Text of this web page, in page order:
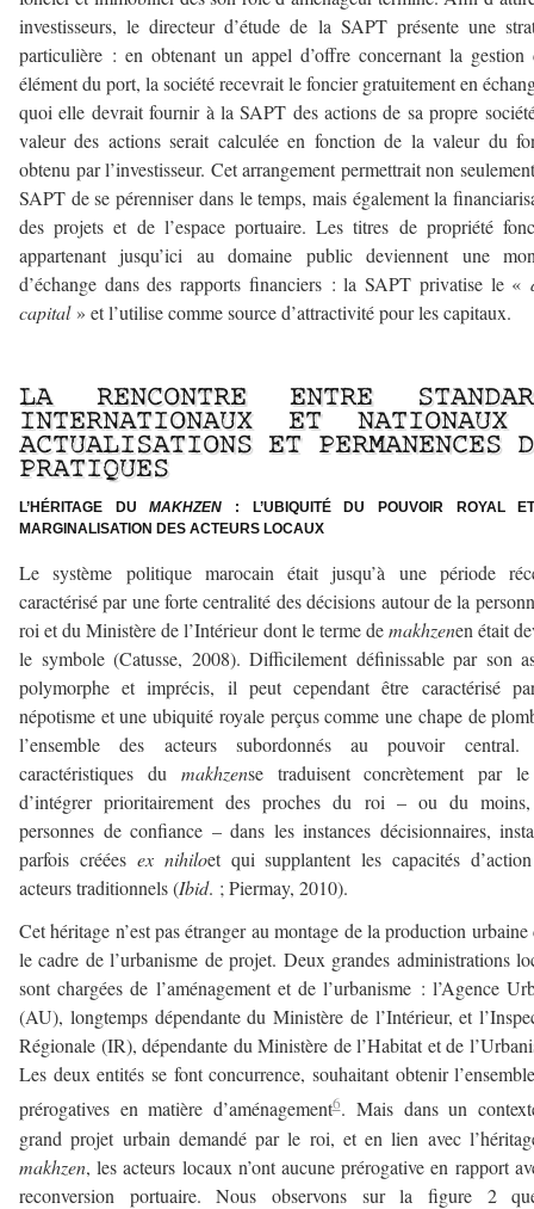
investisseurs, le directeur d’étude de la SAPT présente une
particulière : en obtenant un appel d’offre concernant la gestion
élément du port, la société recevrait le foncier gratuitement en
quoi elle devrait fournir à la SAPT des actions de sa propre
valeur des actions serait calculée en fonction de la valeur du
obtenu par l’investisseur. Cet arrangement permettrait non
SAPT de se pérenniser dans le temps, mais également la
des projets et de l’espace portuaire. Les titres de propriété
appartenant jusqu’ici au domaine public deviennent une
d’échange dans des rapports financiers : la SAPT privatise le «
capital » et l’utilise comme source d’attractivité pour les capitaux.
LA RENCONTRE ENTRE
INTERNATIONAUX ET
ACTUALISATIONS ET PERMANENCES
PRATIQUES
L’HÉRITAGE DUMAKHZEN : L’UBIQUITÉ DU POUVOIR ROYAL
MARGINALISATION DES ACTEURS LOCAUX
Le système politique marocain était jusqu’à une période
caractérisé par une forte centralité des décisions autour de la
roi et du Ministère de l’Intérieur dont le terme demakhzenen était
le symbole (Catusse, 2008). Difficilement définissable par son
polymorphe et imprécis, il peut cependant être caractérisé
népotisme et une ubiquité royale perçus comme une chape de
l’ensemble des acteurs subordonnés au pouvoir central.
caractéristiques du makhzense traduisent concrètement par
d’intégrer prioritairement des proches du roi – ou du
personnes de confiance – dans les instances décisionnaires,
parfois créées ex nihiloet qui supplantent les capacités
acteurs traditionnels (Ibid. ; Piermay, 2010).
Cet héritage n’est pas étranger au montage de la production urbaine
le cadre de l’urbanisme de projet. Deux grandes administrations
sont chargées de l’aménagement et de l’urbanisme : l’Agence
(AU), longtemps dépendante du Ministère de l’Intérieur, et
Régionale (IR), dépendante du Ministère de l’Habitat et de
Les deux entités se font concurrence, souhaitant obtenir
prérogatives en matière d’aménagement6. Mais dans un
grand projet urbain demandé par le roi, et en lien avec
makhzen, les acteurs locaux n’ont aucune prérogative en rapport
reconversion portuaire. Nous observons sur la figure 2